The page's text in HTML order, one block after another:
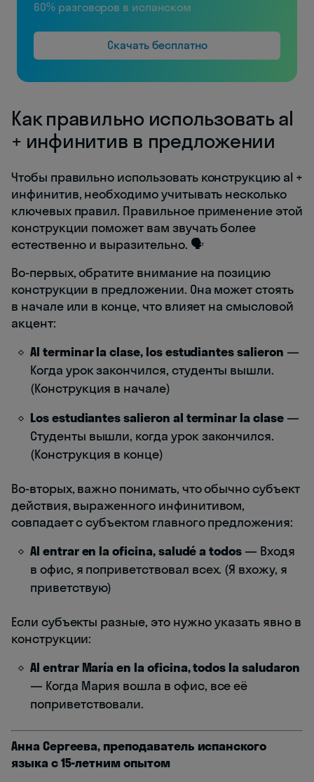
60% разговоров в испанском
Скачать бесплатно
Как правильно использовать al
+ инфинитив в предложении
Чтобы правильно использовать конструкцию al +
инфинитив, необходимо учитывать несколько
ключевых правил. Правильное применение этой
конструкции поможет вам звучать более
естественно и выразительно. 🗣️
Во-первых, обратите внимание на позицию
конструкции в предложении. Она может стоять
в начале или в конце, что влияет на смысловой
акцент:
Al terminar la clase, los estudiantes salieron —
Когда урок закончился, студенты вышли.
(Конструкция в начале)
Los estudiantes salieron al terminar la clase—
Студенты вышли, когда урок закончился.
(Конструкция в конце)
Во-вторых, важно понимать, что обычно субъект
действия, выраженного инфинитивом,
совпадает с субъектом главного предложения:
Al entrar en la oficina, saludé a todos — Входя
в офис, я поприветствовал всех. (Я вхожу, я
приветствую)
Если субъекты разные, это нужно указать явно в
конструкции:
Al entrar María en la oficina, todos la saludaron
— Когда Мария вошла в офис, все её
поприветствовали.
Анна Сергеева, преподаватель испанского
языка с 15-летним опытом